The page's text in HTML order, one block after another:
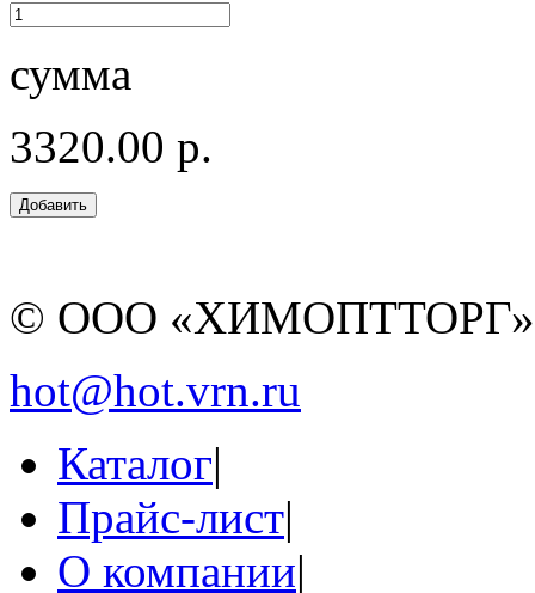
сумма
3320.00 р.
© ООО
hot@hot.vrn.ru
Каталог|
Прайс-лист|
О компании|